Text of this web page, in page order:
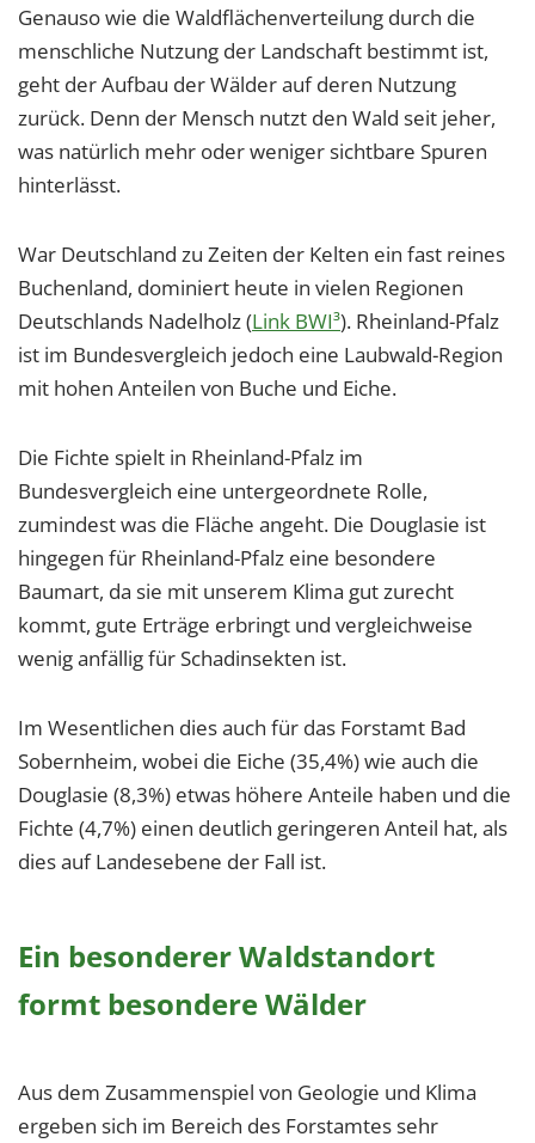
Genauso wie die Waldflächenverteilung durch die
menschliche Nutzung der Landschaft bestimmt ist,
geht der Aufbau der Wälder auf deren Nutzung
zurück. Denn der Mensch nutzt den Wald seit jeher,
was natürlich mehr oder weniger sichtbare Spuren
hinterlässt.
War Deutschland zu Zeiten der Kelten ein fast reines
Buchenland, dominiert heute in vielen Regionen
Deutschlands Nadelholz (Link BWI³). Rheinland-Pfalz
ist im Bundesvergleich jedoch eine Laubwald-Region
mit hohen Anteilen von Buche und Eiche.
Die Fichte spielt in Rheinland-Pfalz im
Bundesvergleich eine untergeordnete Rolle,
zumindest was die Fläche angeht. Die Douglasie ist
hingegen für Rheinland-Pfalz eine besondere
Baumart, da sie mit unserem Klima gut zurecht
kommt, gute Erträge erbringt und vergleichweise
wenig anfällig für Schadinsekten ist.
Im Wesentlichen dies auch für das Forstamt Bad
Sobernheim, wobei die Eiche (35,4%) wie auch die
Douglasie (8,3%) etwas höhere Anteile haben und die
Fichte (4,7%) einen deutlich geringeren Anteil hat, als
dies auf Landesebene der Fall ist.
Ein besonderer Waldstandort
formt besondere Wälder
Aus dem Zusammenspiel von Geologie und Klima
ergeben sich im Bereich des Forstamtes sehr